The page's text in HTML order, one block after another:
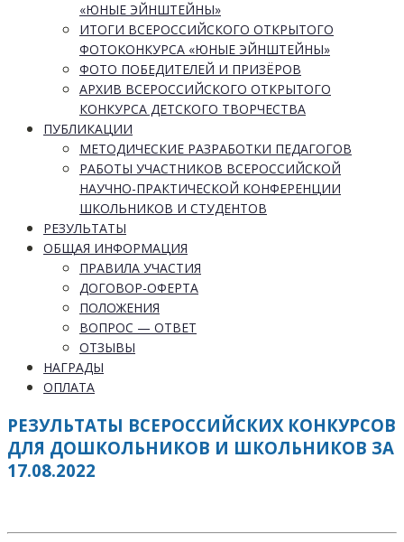
«ЮНЫЕ ЭЙНШТЕЙНЫ»
ИТОГИ ВСЕРОССИЙСКОГО ОТКРЫТОГО
ФОТОКОНКУРСА «ЮНЫЕ ЭЙНШТЕЙНЫ»
ФОТО ПОБЕДИТЕЛЕЙ И ПРИЗЁРОВ
АРХИВ ВСЕРОССИЙСКОГО ОТКРЫТОГО
КОНКУРСА ДЕТСКОГО ТВОРЧЕСТВА
ПУБЛИКАЦИИ
МЕТОДИЧЕСКИЕ РАЗРАБОТКИ ПЕДАГОГОВ
РАБОТЫ УЧАСТНИКОВ ВСЕРОССИЙСКОЙ
НАУЧНО-ПРАКТИЧЕСКОЙ КОНФЕРЕНЦИИ
ШКОЛЬНИКОВ И СТУДЕНТОВ
РЕЗУЛЬТАТЫ
ОБЩАЯ ИНФОРМАЦИЯ
ПРАВИЛА УЧАСТИЯ
ДОГОВОР-ОФЕРТА
ПОЛОЖЕНИЯ
ВОПРОС — ОТВЕТ
ОТЗЫВЫ
НАГРАДЫ
ОПЛАТА
РЕЗУЛЬТАТЫ ВСЕРОССИЙСКИХ КОНКУРСОВ
ДЛЯ ДОШКОЛЬНИКОВ И ШКОЛЬНИКОВ ЗА
17.08.2022